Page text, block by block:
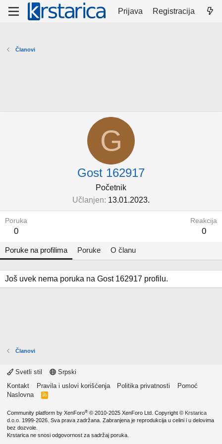
Prijava Registracija
Članovi
G
Gost 162917
Početnik
Učlanjen 13.01.2023.
Poruka
0
Reakcija
0
Poruke na profilima Poruke O članu
Još uvek nema poruka na Gost 162917 profilu.
Članovi
Svetli stil
Srpski
Kontakt
Pravila i uslovi korišćenja Politika privatnosti
Pomoć
Naslovna
R
Community platform by XenForo® © 2010-2025 XenForo Ltd. Copyright © Krstarica
d.o.o. 1999-2026. Sva prava zadržana. Zabranjena je reprodukcija u celini i u delovima
bez dozvole.
Krstarica ne snosi odgovornost za sadržaj poruka.